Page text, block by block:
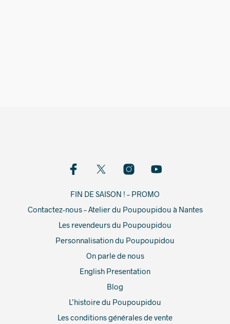
FIN DE SAISON ! – PROMO
Contactez-nous – Atelier du Poupoupidou à Nantes
Les revendeurs du Poupoupidou
Personnalisation du Poupoupidou
On parle de nous
English Presentation
Blog
L’histoire du Poupoupidou
Les conditions générales de vente